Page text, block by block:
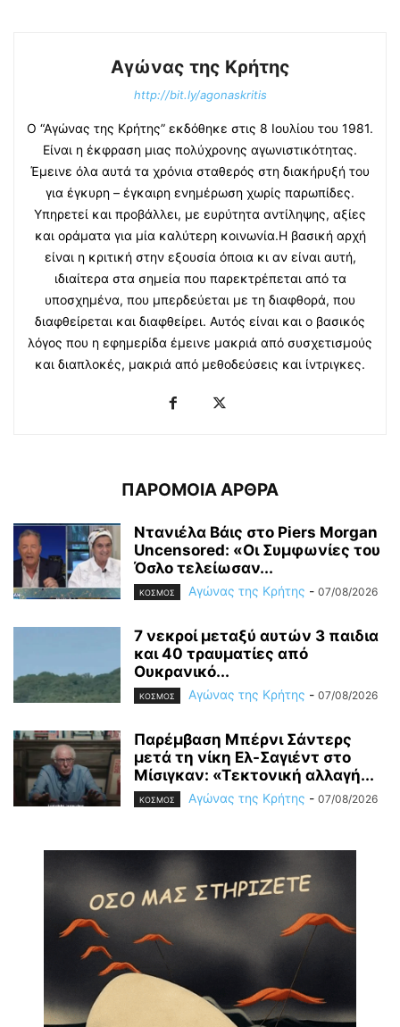
Αγώνας της Κρήτης
http://bit.ly/agonaskritis
Ο “Αγώνας της Κρήτης” εκδόθηκε στις 8 Ιουλίου του 1981.
Είναι η έκφραση μιας πολύχρονης αγωνιστικότητας.
Έμεινε όλα αυτά τα χρόνια σταθερός στη διακήρυξή του
για έγκυρη – έγκαιρη ενημέρωση χωρίς παρωπίδες.
Υπηρετεί και προβάλλει, με ευρύτητα αντίληψης, αξίες
και οράματα για μία καλύτερη κοινωνία.Η βασική αρχή
είναι η κριτική στην εξουσία όποια κι αν είναι αυτή,
ιδιαίτερα στα σημεία που παρεκτρέπεται από τα
υποσχημένα, που μπερδεύεται με τη διαφθορά, που
διαφθείρεται και διαφθείρει. Αυτός είναι και ο βασικός
λόγος που η εφημερίδα έμεινε μακριά από συσχετισμούς
και διαπλοκές, μακριά από μεθοδεύσεις και ίντριγκες.
ΠΑΡΟΜΟΙΑ ΑΡΘΡΑ
Ντανιέλα Βάις στο Piers Morgan
Uncensored: «Οι Συμφωνίες του
Όσλο τελείωσαν...
ΚΟΣΜΟΣ Αγώνας της Κρήτης - 07/08/2026
7 νεκροί μεταξύ αυτών 3 παιδια
και 40 τραυματίες από
Ουκρανικό...
ΚΟΣΜΟΣ Αγώνας της Κρήτης - 07/08/2026
Παρέμβαση Μπέρνι Σάντερς
μετά τη νίκη Ελ-Σαγιέντ στο
Μίσιγκαν: «Τεκτονική αλλαγή...
ΚΟΣΜΟΣ Αγώνας της Κρήτης - 07/08/2026